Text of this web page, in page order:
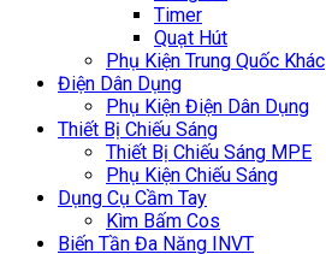
Timer
Quạt Hút
Phụ Kiện Trung Quốc Khác
Điện Dân Dụng
Phụ Kiện Điện Dân Dụng
Thiết Bị Chiếu Sáng
Thiết Bị Chiếu Sáng MPE
Phụ Kiện Chiếu Sáng
Dụng Cụ Cầm Tay
Kìm Bấm Cos
Biến Tần Đa Năng INVT